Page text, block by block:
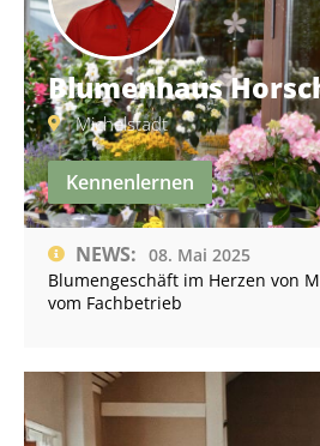
Blumenhaus
Michelstadt
Kennenlernen
NEWS: 08. Mai 2025
Blumengeschäft im Herzen von
vom Fachbetrieb